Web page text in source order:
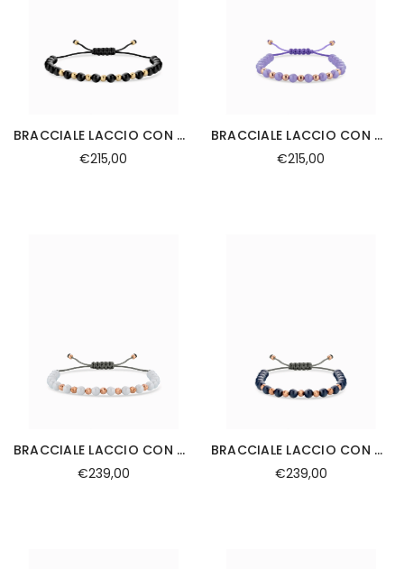
BRACCIALE LACCIO CON CERAMICA NERA IN ORO GIALLO
€215,00
BRACCIALE LACCIO CON CERAMICA LILLA IN ORO ROSA
€215,00
BRACCIALE LACCIO CON CERAMICA BIANCA IN ORO ROSA PALLINE DIAMANTATE
€239,00
BRACCIALE LACCIO CON CERAMICA BLU SCURO IN ORO ROSA PALLINE DIAMANTATE
€239,00